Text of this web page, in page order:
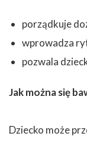
porządkuje
wprowadza
pozwala
Jak można się
Dziecko może